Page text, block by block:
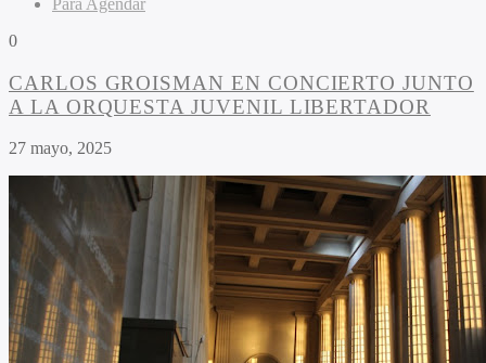
0
CARLOS GROISMAN EN CONCIERTO JUNTO
A LA ORQUESTA JUVENIL LIBERTADOR
27 mayo, 2025